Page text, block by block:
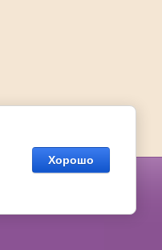
Хорошо